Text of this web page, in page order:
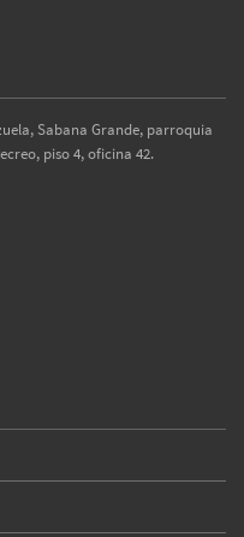
Sabana Grande, parroquia
piso 4, oficina 42.